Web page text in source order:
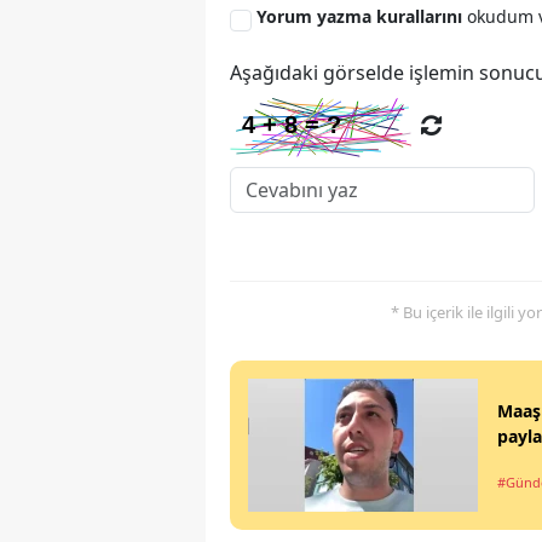
Yorum yazma kurallarını okudum
Aşağıdaki görselde işlemin
* Bu içerik ile ilgili